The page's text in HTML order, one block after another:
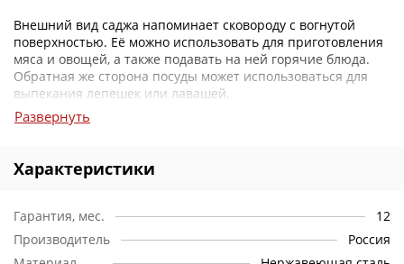
Внешний вид саджа напоминает сковороду с вогнутой
поверхностью. Её можно использовать для приготовления
мяса и овощей, а также подавать на ней горячие блюда.
Обратная же сторона посуды может использоваться для
выпекания лепешек или лавашей.
2. Уникальность конструкции
Необычная конструкция саджа способствует тому, что
пища на нем долго остается горячей.
3. Легкость
Данная модель изготовлена из стали. Благодаря этому
Развернуть
Характеристики
Гарантия, мес.
12
Производитель
Россия